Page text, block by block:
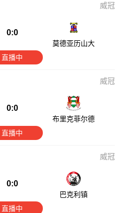
威冠
0:0
莫德亚历山大
直播中
威冠
0:0
布里克菲尔德
直播中
威冠
0:0
巴克利镇
直播中